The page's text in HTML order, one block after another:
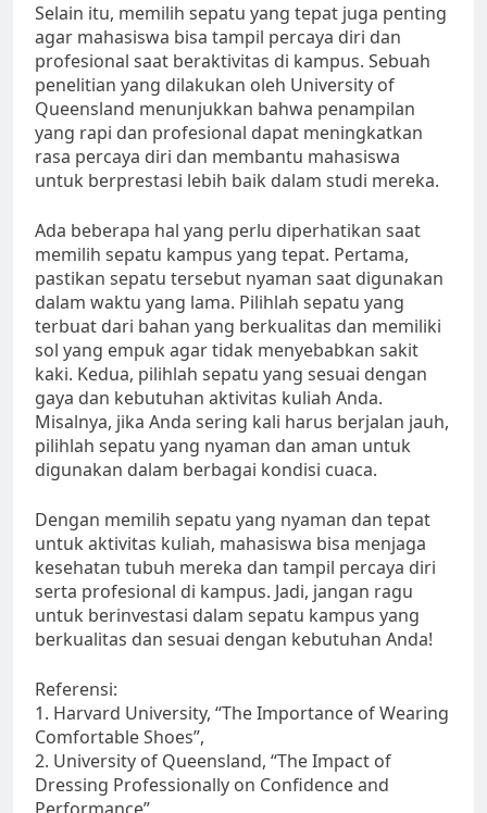
Selain itu, memilih sepatu yang tepat juga penting
agar mahasiswa bisa tampil percaya diri dan
profesional saat beraktivitas di kampus. Sebuah
penelitian yang dilakukan oleh University of
Queensland menunjukkan bahwa penampilan
yang rapi dan profesional dapat meningkatkan
rasa percaya diri dan membantu mahasiswa
untuk berprestasi lebih baik dalam studi mereka.
Ada beberapa hal yang perlu diperhatikan saat
memilih sepatu kampus yang tepat. Pertama,
pastikan sepatu tersebut nyaman saat digunakan
dalam waktu yang lama. Pilihlah sepatu yang
terbuat dari bahan yang berkualitas dan memiliki
sol yang empuk agar tidak menyebabkan sakit
kaki. Kedua, pilihlah sepatu yang sesuai dengan
gaya dan kebutuhan aktivitas kuliah Anda.
Misalnya, jika Anda sering kali harus berjalan jauh,
pilihlah sepatu yang nyaman dan aman untuk
digunakan dalam berbagai kondisi cuaca.
Dengan memilih sepatu yang nyaman dan tepat
untuk aktivitas kuliah, mahasiswa bisa menjaga
kesehatan tubuh mereka dan tampil percaya diri
serta profesional di kampus. Jadi, jangan ragu
untuk berinvestasi dalam sepatu kampus yang
berkualitas dan sesuai dengan kebutuhan Anda!
Referensi:
1. Harvard University, “The Importance of Wearing
Comfortable Shoes”,
2. University of Queensland, “The Impact of
Dressing Professionally on Confidence and